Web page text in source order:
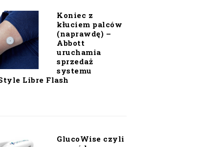
Koniec z
kłuciem palców
(naprawdę) –
Abbott
uruchamia
sprzedaż
systemu
Libre Flash
GlucoWise czyli